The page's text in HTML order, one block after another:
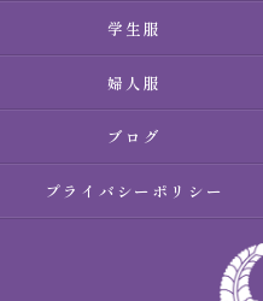
学生服
婦人服
ブログ
プライバシーポリシー